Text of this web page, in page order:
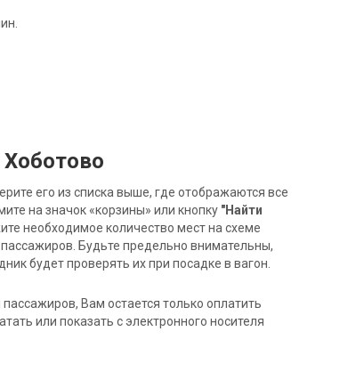
его из списка выше, где отображаются все
на значок «корзины» или кнопку "Найти
необходимое количество мест на схеме
Будьте предельно внимательны,
будет проверять их при посадке в вагон.
Вам остается только оплатить
или показать с электронного носителя